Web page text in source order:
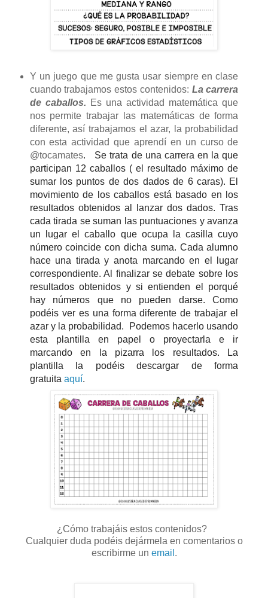
Y un juego que me gusta usar siempre en clase
cuando trabajamos estos contenidos: La carrera
de caballos. Es una actividad matemática que
nos permite trabajar las matemáticas de forma
diferente, así trabajamos el azar,
la probabilidad
con esta actividad que aprendí en un curso de
@tocamates. Se trata de una carrera en la que
participan 12 caballos ( el resultado máximo de
sumar los puntos de dos dados de 6 caras). El
movimiento de los caballos está basado en los
resultados obtenidos al lanzar dos dados. Tras
cada tirada se suman las puntuaciones y avanza
un lugar el caballo que ocupa la casilla cuyo
número coincide con dicha suma. Cada alumno
hace una tirada y anota marcando en el lugar
correspondiente. Al finalizar se debate sobre los
resultados obtenidos y si entienden el porqué
hay números que no pueden darse. Como
podéis ver es una forma diferente de trabajar el
azar y la probabilidad. Podemos hacerlo usando
esta plantilla en papel o proyectarla e ir
marcando en la pizarra los resultados. La
plantilla la podéis descargar de forma
gratuita aquí.
¿Cómo trabajáis estos contenidos?
Cualquier duda podéis dejármela en comentarios o
escribirme un email .